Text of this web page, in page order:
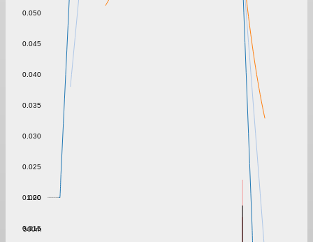
0.015
0.020
0.025
0.030
0.035
0.040
0.045
0.050
500m
1.00